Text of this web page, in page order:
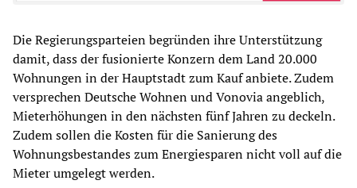
Die Regierungsparteien begründen ihre Unterstützung
damit, dass der fusionierte Konzern dem Land 20.000
Wohnungen in der Hauptstadt zum Kauf anbiete. Zudem
versprechen Deutsche Wohnen und Vonovia angeblich,
Mieterhöhungen in den nächsten fünf Jahren zu deckeln.
Zudem sollen die Kosten für die Sanierung des
Wohnungsbestandes zum Energiesparen nicht voll auf die
Mieter umgelegt werden.